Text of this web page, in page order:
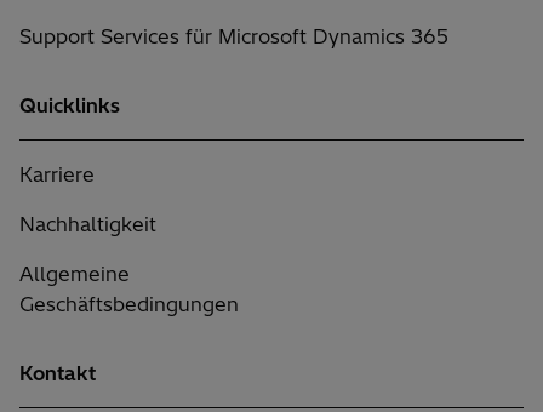
Support Services für Microsoft Dynamics 365
Quicklinks
Karriere
Nachhaltigkeit
Allgemeine
Geschäftsbedingungen
Kontakt